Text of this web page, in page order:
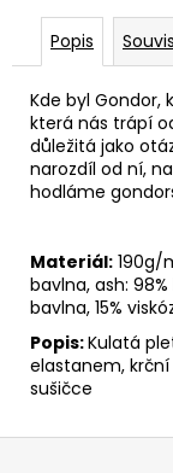
Popis
Kde byl Gondor,
která nás trápí
důležitá jako
narozdíl od ní,
hodláme
Materiál: 190g/
bavlna, ash:
bavlna, 15%
Popis:Kulatá
elastanem,
sušičce
Z